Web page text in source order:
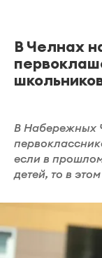
В Челнах
В Набережных
если в
детей, то в